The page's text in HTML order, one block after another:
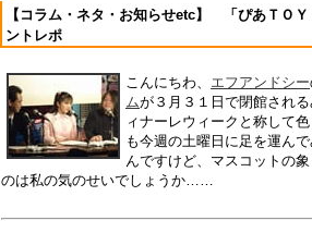
【コラム・ネタ・お知らせetc】 「ぴあＴＯ
ントレポ
こんにちわ、 エフアンドシー
ムが３月３１日で閉館され
ィナーレウィークと称して
も今週の土曜日に足を運ん
んですけど、マスコットの
のは私の気のせいでしょうか……